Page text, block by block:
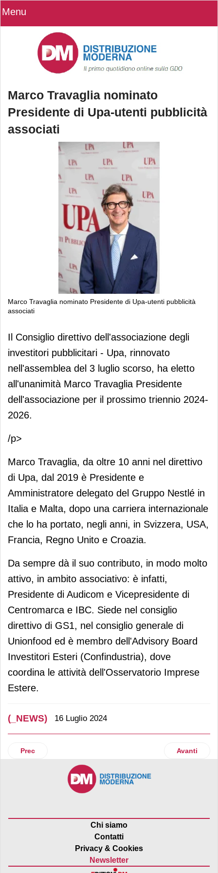
Menu
Marco Travaglia nominato
Presidente di Upa-utenti pubblicità
associati
Marco Travaglia nominato Presidente di Upa-utenti pubblicità
associati
Marco Travaglia nominato Presidente
di Upa-utenti pubblicità associati
Il Consiglio direttivo dell'associazione degli
investitori pubblicitari - Upa, rinnovato
nell'assemblea del 3 luglio scorso, ha eletto
all'unanimità Marco Travaglia Presidente
dell'associazione per il prossimo triennio 2024-
2026.
/p>
Marco Travaglia, da oltre 10 anni nel direttivo
di Upa, dal 2019 è Presidente e
Amministratore delegato del Gruppo Nestlé in
Italia e Malta, dopo una carriera internazionale
che lo ha portato, negli anni, in Svizzera, USA,
Francia, Regno Unito e Croazia.
Da sempre dà il suo contributo, in modo molto
attivo, in ambito associativo: è infatti,
Presidente di Audicom e Vicepresidente di
Centromarca e IBC. Siede nel consiglio
direttivo di GS1, nel consiglio generale di
Unionfood ed è membro dell'Advisory Board
Investitori Esteri (Confindustria), dove
coordina le attività dell'Osservatorio Imprese
Estere.
(_NEWS) 16 Luglio 2024
Articolo precedente: Bilancio 2023, Apofruit chiude con
Prec Articolo
Avanti
Chi siamo
Contatti
Privacy & Cookies
Newsletter